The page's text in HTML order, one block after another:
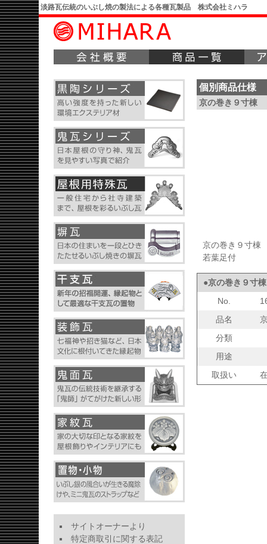
淡路瓦伝統のいぶし焼の製法による各種瓦製品 株式会社ミハラ
個別商品仕様
京の巻き９寸棟
京の巻き９寸棟
若葉足付
●京の巻き９寸棟
No.
品名
分類
用途
取扱い
サイトオーナーより
特定商取引に関する表記